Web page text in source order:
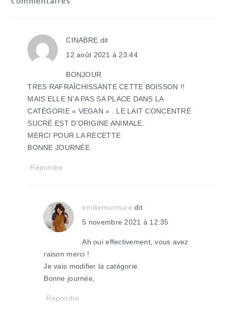
lecteur
CINABRE dit
12 août 2021 à 23:44
BONJOUR
TRES RAFRAÎCHISSANTE CETTE BOISSON !!
MAIS ELLE N’A PAS SA PLACE DANS LA
CATÉGORIE « VEGAN » . LE LAIT CONCENTRÉ
SUCRÉ EST D’ORIGINE ANIMALE.
MERCI POUR LA RECETTE
BONNE JOURNÉE.
Répondre
emiliemurmure dit
5 novembre 2021 à 12:35
Ah oui effectivement, vous avez
raison merci !
Je vais modifier la catégorie.
Bonne journée,
Répondre